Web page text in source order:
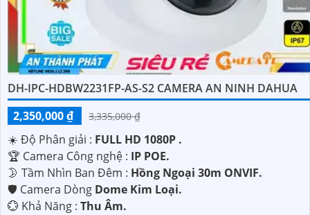
DH-IPC-HDBW2231FP-AS-S2 CAMERA AN NINH DAHUA
2,350,000 ₫
3,335,000 ₫
☀️ Độ Phân giải : FULL HD 1080P .
🏆 Camera Công nghệ : IP POE.
🌛 Tầm Nhìn Ban Đêm : Hồng Ngoại 30m ONVIF.
🛡 Camera Dòng Dome Kim Loại.
️💮 Khả Năng : Thu Âm.